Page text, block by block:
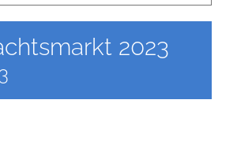
2023